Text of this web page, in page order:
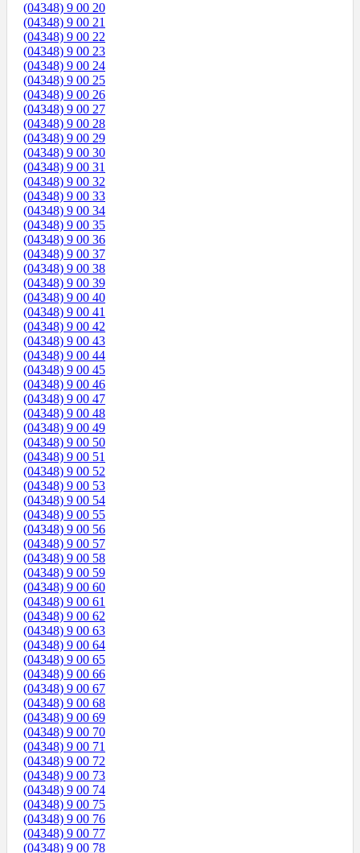
(04348) 9 00 20
(04348) 9 00 21
(04348) 9 00 22
(04348) 9 00 23
(04348) 9 00 24
(04348) 9 00 25
(04348) 9 00 26
(04348) 9 00 27
(04348) 9 00 28
(04348) 9 00 29
(04348) 9 00 30
(04348) 9 00 31
(04348) 9 00 32
(04348) 9 00 33
(04348) 9 00 34
(04348) 9 00 35
(04348) 9 00 36
(04348) 9 00 37
(04348) 9 00 38
(04348) 9 00 39
(04348) 9 00 40
(04348) 9 00 41
(04348) 9 00 42
(04348) 9 00 43
(04348) 9 00 44
(04348) 9 00 45
(04348) 9 00 46
(04348) 9 00 47
(04348) 9 00 48
(04348) 9 00 49
(04348) 9 00 50
(04348) 9 00 51
(04348) 9 00 52
(04348) 9 00 53
(04348) 9 00 54
(04348) 9 00 55
(04348) 9 00 56
(04348) 9 00 57
(04348) 9 00 58
(04348) 9 00 59
(04348) 9 00 60
(04348) 9 00 61
(04348) 9 00 62
(04348) 9 00 63
(04348) 9 00 64
(04348) 9 00 65
(04348) 9 00 66
(04348) 9 00 67
(04348) 9 00 68
(04348) 9 00 69
(04348) 9 00 70
(04348) 9 00 71
(04348) 9 00 72
(04348) 9 00 73
(04348) 9 00 74
(04348) 9 00 75
(04348) 9 00 76
(04348) 9 00 77
(04348) 9 00 78